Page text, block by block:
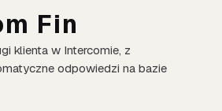
Fin
klienta w Intercomie, z
odpowiedzi na bazie